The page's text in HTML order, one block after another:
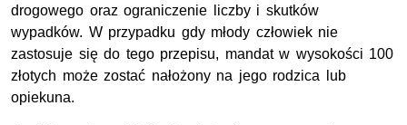
drogowego oraz ograniczenie liczby i skutków
wypadków. W przypadku gdy młody człowiek nie
zastosuje się do tego przepisu, mandat w wysokości 100
złotych może zostać nałożony na jego rodzica lub
opiekuna.